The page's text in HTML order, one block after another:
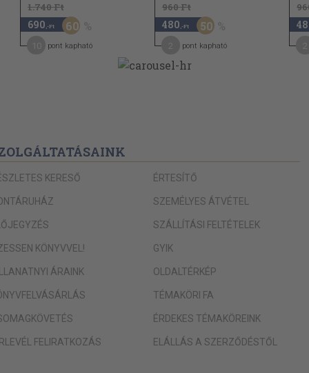
105
1.740 Ft
690 ,-Ft 60
pont kapható
960 Ft
480 ,-Ft 50
pont kapható
KERESŐ
KÖNYVVEL!
ÁRAINK
FELIRATKOZÁS
ÉRTESÍTŐ
SZEMÉLYES ÁTVÉTEL
SZÁLLÍTÁSI FELTÉTELEK
GYIK
OLDALTÉRKÉP
TÉMAKÖRI FA
ÉRDEKES TÉMAKÖREINK
ELÁLLÁS A SZERZŐDÉSTŐL